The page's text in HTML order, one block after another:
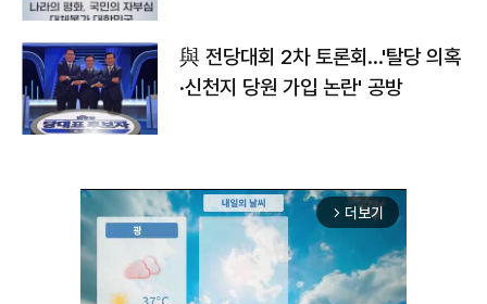
與 전당대회 2차 토론회…'탈당 의혹
·신천지 당원 가입 논란' 공방
arrow_forward_ios 더보기